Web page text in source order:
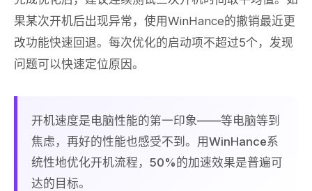
果某次开机后出现异常，使用WinHance的撤销最近更
改功能快速回退。每次优化的启动项不超过5个，发现
问题可以快速定位原因。
开机速度是电脑性能的第一印象——等电脑等到
焦虑，再好的性能也感受不到。用WinHance系
统性地优化开机流程，50%的加速效果是普遍可
达的目标。